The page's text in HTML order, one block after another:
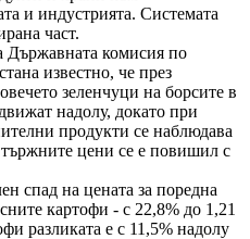
и индустрията. Системата
част.
комисия по
известно, че през
зеленчуци на борсите в
надолу, докато при
продукти се наблюдава
цени се е повишил с
спад на цената за поредна
картофи - с 22,8% до 1,21
разликата е с 11,5% надолу